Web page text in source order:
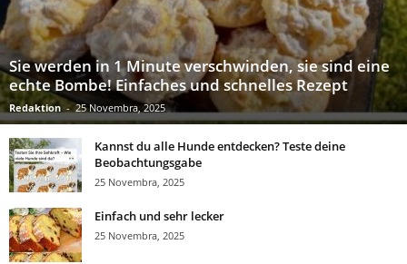
Sie werden in 1 Minute verschwinden, sie sind eine
echte Bombe! Einfaches und schnelles Rezept
Redaktion - 25 Novembra, 2025
Kannst du alle Hunde entdecken? Teste deine
Beobachtungsgabe
25 Novembra, 2025
Einfach und sehr lecker
25 Novembra, 2025